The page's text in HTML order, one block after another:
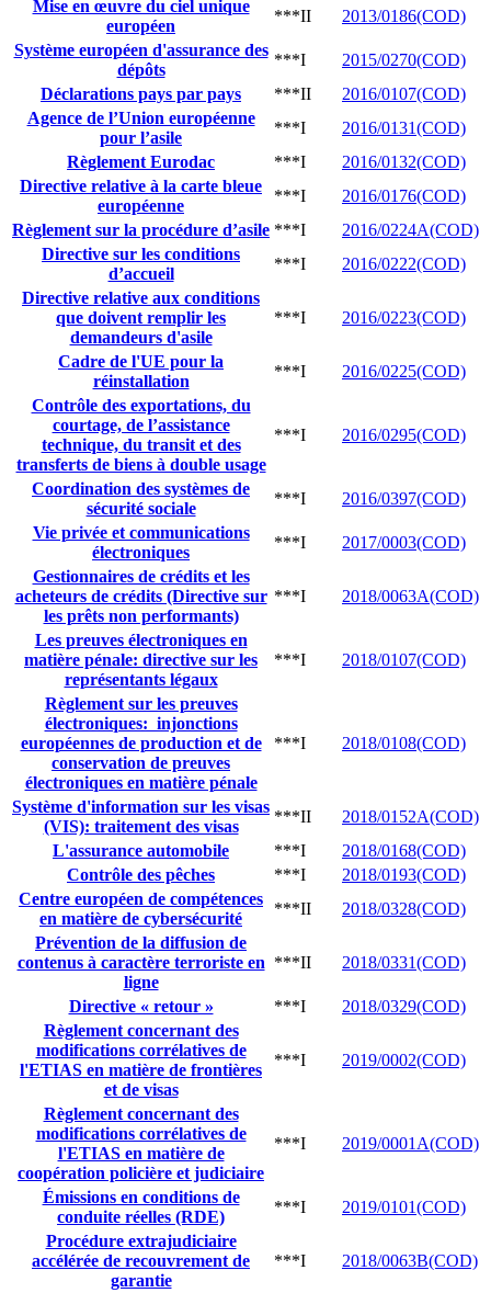
Mise en œuvre du ciel unique
européen
***II
2013/0186(COD)
Système européen d'assurance des
dépôts
***I
2015/0270(COD)
Déclarations pays par pays
***II
2016/0107(COD)
Agence de l’Union européenne
pour l’asile
***I
2016/0131(COD)
Règlement Eurodac
***I
2016/0132(COD)
Directive relative à la carte bleue
européenne
***I
2016/0176(COD)
Règlement sur la procédure d’asile ***I
2016/0224A(COD)
Directive sur les conditions
d’accueil
***I
2016/0222(COD)
Directive relative aux conditions
que doivent remplir les
demandeurs d'asile
***I 2016/0223(COD)
Cadre de l'UE pour la
réinstallation
***I
2016/0225(COD)
Contrôle des exportations, du
courtage, de l’assistance
technique, du transit et des
transferts de biens à double usage
***I 2016/0295(COD)
Coordination des systèmes de
sécurité sociale
***I
2016/0397(COD)
Vie privée et communications
électroniques
***I
2017/0003(COD)
Gestionnaires de crédits et les
acheteurs de crédits (Directive sur
les prêts non performants)
***I 2018/0063A(COD)
Les preuves électroniques en
matière pénale: directive sur les
représentants légaux
***I 2018/0107(COD)
Règlement sur les preuves
électroniques: injonctions
européennes de production et de
conservation de preuves
électroniques en matière pénale
***I 2018/0108(COD)
Système d'information sur les visas
(VIS): traitement des visas
***II
2018/0152A(COD)
L'assurance automobile
***I
2018/0168(COD)
Contrôle des pêches
***I
2018/0193(COD)
Centre européen de compétences
en matière de cybersécurité
***II
2018/0328(COD)
Prévention de la diffusion de
contenus à caractère terroriste en
ligne
***II 2018/0331(COD)
Directive « retour » ***I
2018/0329(COD)
Règlement concernant des
modifications corrélatives de
l'ETIAS en matière de frontières
et de visas
***I 2019/0002(COD)
Règlement concernant des
modifications corrélatives de
l'ETIAS en matière de
coopération policière et judiciaire
***I 2019/0001A(COD)
Émissions en conditions de
conduite réelles (RDE)
***I
2019/0101(COD)
Procédure extrajudiciaire
accélérée de recouvrement de
garantie
***I 2018/0063B(COD)